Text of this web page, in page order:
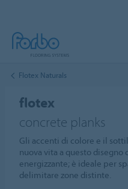
Flotex Naturals
flotex
concrete planks
Gli accenti di colore e il
nuova vita a questo disegno
energizzante; è ideale per
delimitare zone distinte.